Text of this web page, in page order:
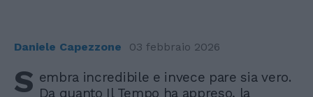
Daniele Capezzone 03 febbraio 2026
S embra incredibile e invece pare sia vero.
Da quanto Il Tempo ha appreso, la